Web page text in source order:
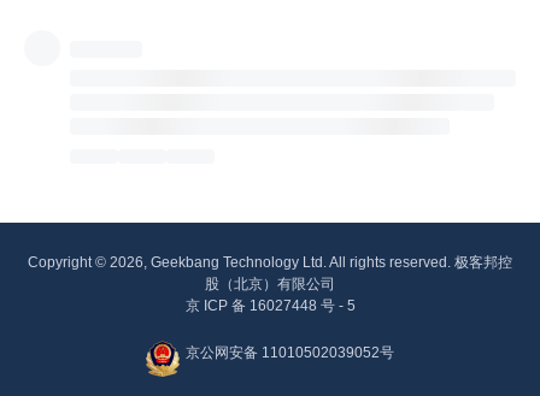
Copyright © 2026, Geekbang Technology Ltd. All rights reserved. 极客邦控
股（北京）有限公司
京 ICP 备 16027448 号 - 5
京公网安备 11010502039052号